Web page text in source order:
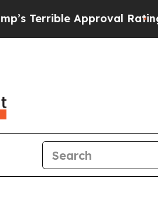
Approval Rating Black